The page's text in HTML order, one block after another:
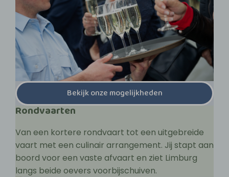
Bekijk onze mogelijkheden
Rondvaarten
Van een kortere rondvaart tot een uitgebreide
vaart met een culinair arrangement. Jij stapt aan
boord voor een vaste afvaart en ziet Limburg
langs beide oevers voorbijschuiven.